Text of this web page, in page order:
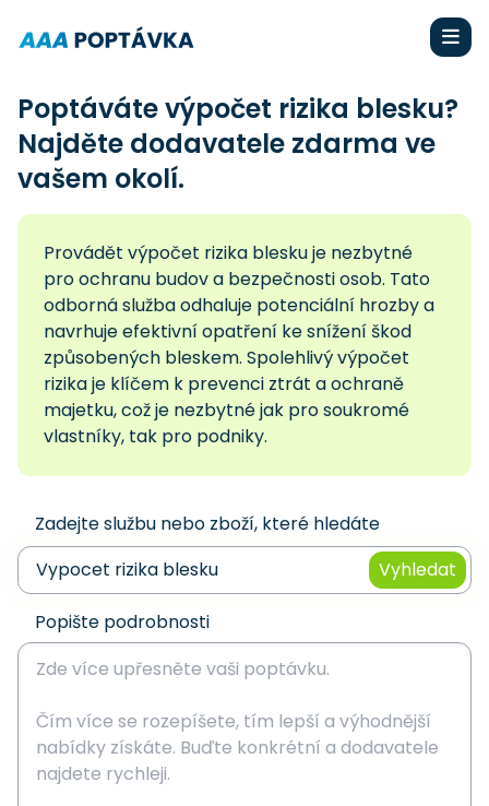
Poptáváte výpočet rizika blesku?
Najděte dodavatele zdarma ve
vašem okolí.
Provádět výpočet rizika blesku je nezbytné
pro ochranu budov a bezpečnosti osob. Tato
odborná služba odhaluje potenciální hrozby a
navrhuje efektivní opatření ke snížení škod
způsobených bleskem. Spolehlivý výpočet
rizika je klíčem k prevenci ztrát a ochraně
majetku, což je nezbytné jak pro soukromé
vlastníky, tak pro podniky.
Zadejte službu nebo zboží, které hledáte
Vyhledat
Popište podrobnosti